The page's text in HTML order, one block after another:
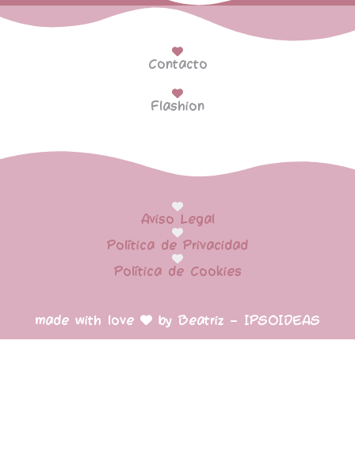
Contacto
Flashion
made with love by Beatriz – IPSOIDEAS
Aviso Legal
Política de Privacidad
Política de Cookies